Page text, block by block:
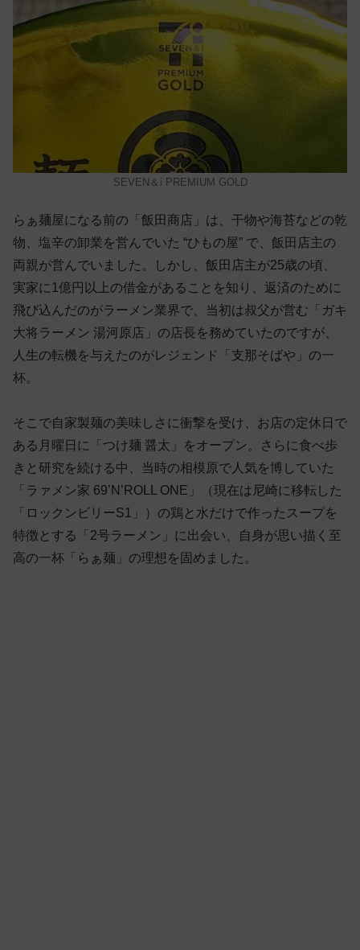
SEVEN＆i PREMIUM GOLD
らぁ麺屋になる前の「飯田商店」は、干物や海苔などの乾
物、塩辛の卸業を営んでいた “ひもの屋” で、飯田店主の
両親が営んでいました。しかし、飯田店主が25歳の頃、
実家に1億円以上の借金があることを知り、返済のために
飛び込んだのがラーメン業界で、当初は叔父が営む「ガキ
大将ラーメン 湯河原店」の店長を務めていたのですが、
人生の転機を与えたのがレジェンド「支那そばや」の一
杯。
そこで自家製麺の美味しさに衝撃を受け、お店の定休日で
ある月曜日に「つけ麺 醤太」をオープン。さらに食べ歩
きと研究を続ける中、当時の相模原で人気を博していた
「ラァメン家 69’N’ROLL ONE」（現在は尼崎に移転した
「ロックンビリーS1」）の鶏と水だけで作ったスープを
特徴とする「2号ラーメン」に出会い、自身が思い描く至
高の一杯「らぁ麺」の理想を固めました。